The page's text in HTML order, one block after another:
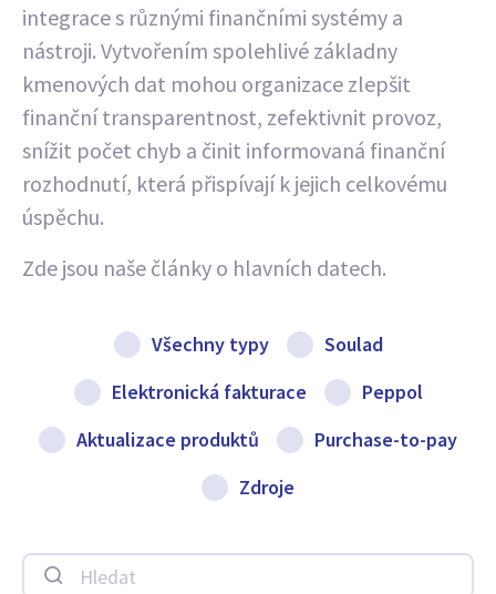
integrace s různými finančními systémy a
nástroji. Vytvořením spolehlivé základny
kmenových dat mohou organizace zlepšit
finanční transparentnost, zefektivnit provoz,
snížit počet chyb a činit informovaná finanční
rozhodnutí, která přispívají k jejich celkovému
úspěchu.
Zde jsou naše články o hlavních datech.
Všechny typy
Soulad
Elektronická fakturace
Peppol
Aktualizace produktů
Purchase-to-pay
Zdroje
Hledat